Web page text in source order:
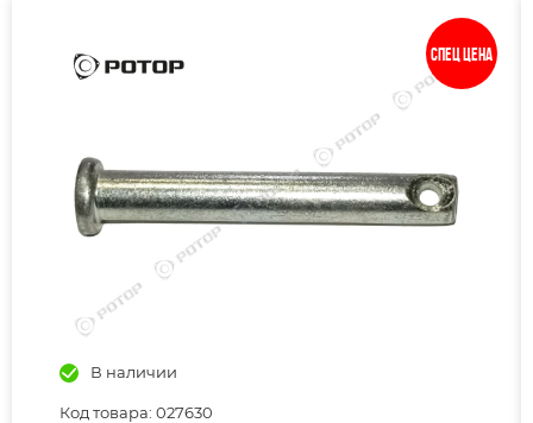
Спец цена
В наличии
Код товара: 027630